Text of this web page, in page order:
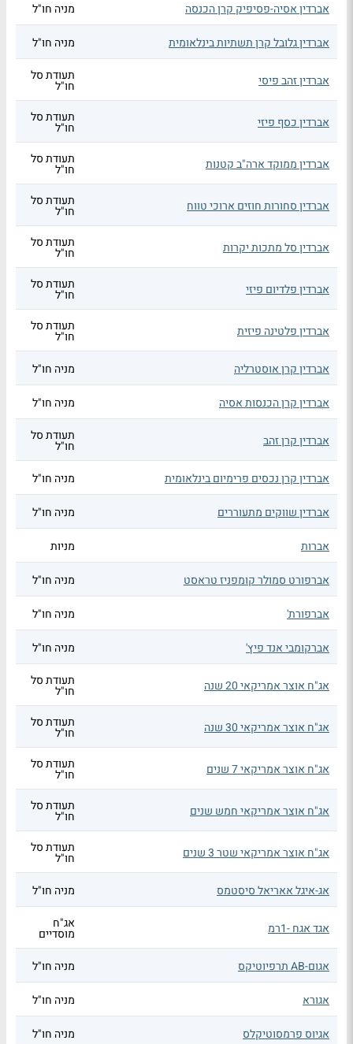
אברדין אסיה-פסיפיק קרן הכנסה מניה חו"ל
אברדין גלובל קרן תשתיות בינלאומית מניה חו"ל
אברדין זהב פיסי תעודת סל
חו"ל
אברדין כסף פיזי תעודת סל
חו"ל
אברדין ממוקד ארה"ב קטנות תעודת סל
חו"ל
אברדין סחורות חוזים ארוכי טווח תעודת סל
חו"ל
אברדין סל מתכות יקרות תעודת סל
חו"ל
אברדין פלדיום פיזי תעודת סל
חו"ל
אברדין פלטינה פיזית תעודת סל
חו"ל
אברדין קרן אוסטרליה
מניה חו"ל
אברדין קרן הכנסות אסיה מניה חו"ל
אברדין קרן זהב תעודת סל
חו"ל
אברדין קרן נכסים פרימיום בינלאומית
מניה חו"ל
אברדין שווקים מתעוררים מניה חו"ל
אברות מניות
אברפורט סמולר קומפניז טראסט מניה חו"ל
אברפורת' מניה חו"ל
אברקומבי אנד פיץ' מניה חו"ל
אג"ח אוצר אמריקאי 20 שנה תעודת סל
חו"ל
אג"ח אוצר אמריקאי 30 שנה תעודת סל
חו"ל
אג"ח אוצר אמריקאי 7 שנים תעודת סל
חו"ל
אג"ח אוצר אמריקאי חמש שנים תעודת סל
חו"ל
אג"ח אוצר אמריקאי שטר 3 שנים תעודת סל
חו"ל
אג-איגל אאריאל סיסטמס
מניה חו"ל
אגד אגח -1רמ אג"ח
מוסדיים
אגום-AB תרפיוטיקס
מניה חו"ל
אגורא מניה חו"ל
אגיוס פרמסוטיקלס מניה חו"ל